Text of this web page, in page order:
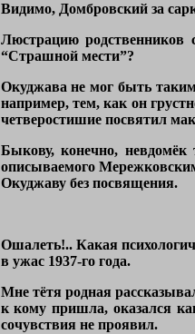
Видимо, Домбровский за
Люстрацию родственников
“Страшной мести”?
Окуджава не мог быть
например, тем, как он
четверостишие посвятил
Быкову, конечно, невдомёк
описываемого
Окуджаву без посвящения.
Ошалеть!.. Какая
в ужас 1937-го года.
Мне тётя родная
к кому пришла, оказался
сочувствия не проявил.